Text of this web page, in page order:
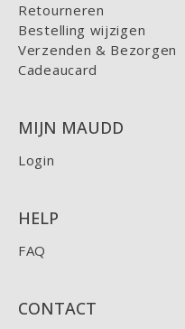
Retourneren
Bestelling wijzigen
Verzenden & Bezorgen
Cadeaucard
MIJN MAUDD
Login
HELP
FAQ
CONTACT